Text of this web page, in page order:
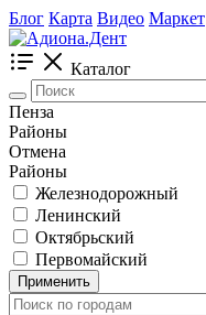
Блог Карта Видео Маркет
Каталог
Пенза
Районы
Отмена
Районы
Железнодорожный
Ленинский
Октябрьский
Первомайский
Применить